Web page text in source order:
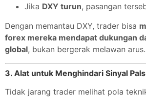
Jika DXY turun, pasangan
Dengan memantau DXY, trader bisa
forex mereka mendapat dukungan
global, bukan bergerak melawan arus.
3. Alat untuk Menghindari Sinyal
Tidak jarang trader melihat pola